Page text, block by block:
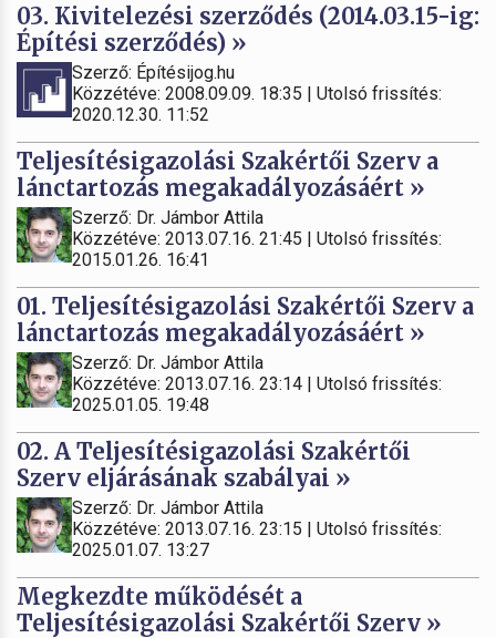
03. Kivitelezési szerződés (2014.03.15-ig:
Építési szerződés) »
Szerző: Építésijog.hu
Közzétéve: 2008.09.09. 18:35 | Utolsó frissítés:
2020.12.30. 11:52
Teljesítésigazolási Szakértői Szerv a
lánctartozás megakadályozásáért »
Szerző: Dr. Jámbor Attila
Közzétéve: 2013.07.16. 21:45 | Utolsó frissítés:
2015.01.26. 16:41
01. Teljesítésigazolási Szakértői Szerv a
lánctartozás megakadályozásáért »
Szerző: Dr. Jámbor Attila
Közzétéve: 2013.07.16. 23:14 | Utolsó frissítés:
2025.01.05. 19:48
02. A Teljesítésigazolási Szakértői
Szerv eljárásának szabályai »
Szerző: Dr. Jámbor Attila
Közzétéve: 2013.07.16. 23:15 | Utolsó frissítés:
2025.01.07. 13:27
Megkezdte működését a
Teljesítésigazolási Szakértői Szerv »